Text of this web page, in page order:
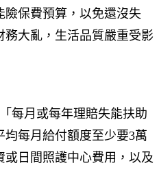
險保費預算，以免還沒失
大亂，生活品質嚴重受影
每月或每年理賠失能扶助
每月給付額度至少要3萬
日間照護中心費用，以及